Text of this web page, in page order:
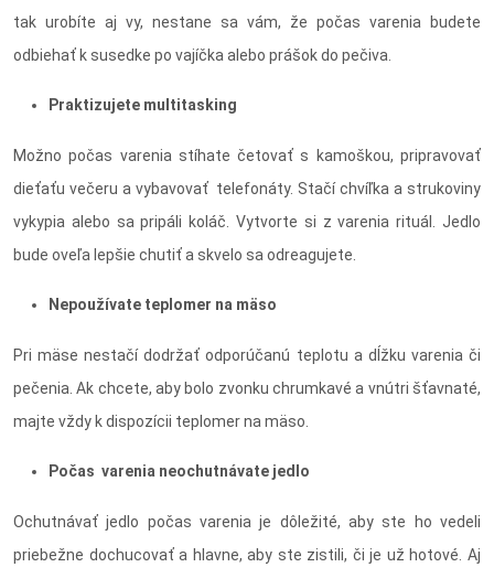
tak urobíte aj vy, nestane sa vám, že počas varenia budete
odbiehať k susedke po vajíčka alebo prášok do pečiva.
Praktizujete multitasking
Možno počas varenia stíhate četovať s kamoškou, pripravovať
dieťaťu večeru a vybavovať telefonáty. Stačí chvíľka a strukoviny
vykypia alebo sa pripáli koláč. Vytvorte si z varenia rituál. Jedlo
bude oveľa lepšie chutiť a skvelo sa odreagujete.
Nepoužívate teplomer na mäso
Pri mäse nestačí dodržať odporúčanú teplotu a dĺžku varenia či
pečenia. Ak chcete, aby bolo zvonku chrumkavé a vnútri šťavnaté,
majte vždy k dispozícii teplomer na mäso.
Počas varenia neochutnávate jedlo
Ochutnávať jedlo počas varenia je dôležité, aby ste ho vedeli
priebežne dochucovať a hlavne, aby ste zistili, či je už hotové. Aj